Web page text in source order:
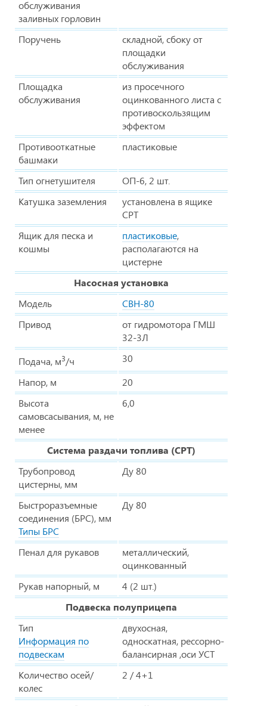
обслуживания
заливных горловин
Поручень
складной, сбоку от
площадки
обслуживания
Площадка
обслуживания
из просечного
оцинкованного листа с
противоскользящим
эффектом
Противооткатные
башмаки
пластиковые
Тип огнетушителя
ОП-6, 2 шт.
Катушка заземления
установлена в ящике
СРТ
Ящик для песка и
кошмы
пластиковые,
располагаются на
цистерне
Насосная установка
Модель
СВН-80
Привод
от гидромотора ГМШ
32-3Л
Подача, м3/ч
30
Напор, м
20
Высота
самовсасывания, м, не
менее
6,0
Система раздачи топлива (СРТ)
Трубопровод
цистерны, мм
Ду 80
Быстроразъемные
соединения (БРС), мм
Типы БРС
Ду 80
Пенал для рукавов
металлический,
оцинкованный
Рукав напорный, м
4 (2 шт.)
Подвеска полуприцепа
Тип
Информация по
подвескам
двухосная,
односкатная, рессорно-
балансирная ,оси УСТ
Количество осей/
колес
2 / 4+1